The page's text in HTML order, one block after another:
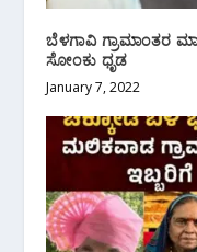
ಬೆಳಗಾವಿ ಗ್ರಾಮಾಂತರ
ಸೋಂಕು ಧೃಡ
January 7, 2022